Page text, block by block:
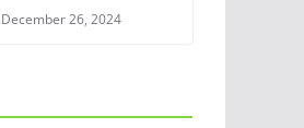
December 26, 2024